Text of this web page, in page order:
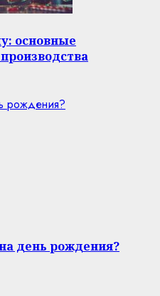
основные
рождения?
день рождения?